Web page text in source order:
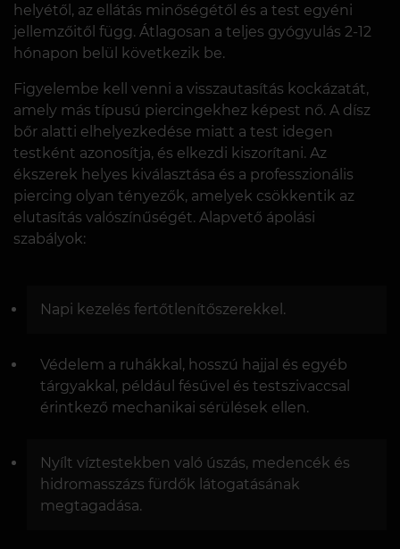
helyétől, az ellátás minőségétől és a test egyéni
jellemzőitől függ. Átlagosan a teljes gyógyulás 2-12
hónapon belül következik be.
Figyelembe kell venni a visszautasítás kockázatát,
amely más típusú piercingekhez képest nő. A dísz
bőr alatti elhelyezkedése miatt a test idegen
testként azonosítja, és elkezdi kiszorítani. Az
ékszerek helyes kiválasztása és a professzionális
piercing olyan tényezők, amelyek csökkentik az
elutasítás valószínűségét. Alapvető ápolási
szabályok:
Napi kezelés fertőtlenítőszerekkel.
Védelem a ruhákkal, hosszú hajjal és egyéb
tárgyakkal, például fésűvel és testszivaccsal
érintkező mechanikai sérülések ellen.
Nyílt víztestekben való úszás, medencék és
hidromasszázs fürdők látogatásának
megtagadása.